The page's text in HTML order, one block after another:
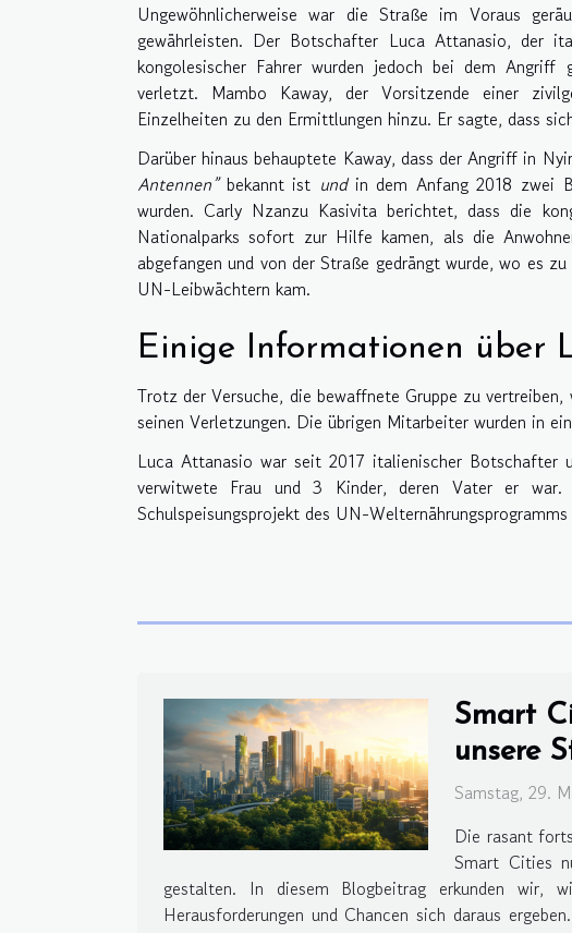
Ungewöhnlicherweise war die Straße im Voraus
gewährleisten. Der Botschafter Luca Attanasio, der
kongolesischer Fahrer wurden jedoch bei dem
verletzt. Mambo Kaway, der Vorsitzende einer
Einzelheiten zu den Ermittlungen hinzu. Er sagte, dass
Darüber hinaus behauptete Kaway, dass der Angriff in
Antennen” bekannt ist und in dem Anfang 2018 zwei
wurden. Carly Nzanzu Kasivita berichtet, dass die
Nationalparks sofort zur Hilfe kamen, als die
abgefangen und von der Straße gedrängt wurde, wo es
UN-Leibwächtern kam.
Einige Informationen über
Trotz der Versuche, die bewaffnete Gruppe zu
seinen Verletzungen. Die übrigen Mitarbeiter wurden in
Luca Attanasio war seit 2017 italienischer
verwitwete Frau und 3 Kinder, deren Vater er
Schulspeisungsprojekt des UN-
Smart
unsere
Samstag, 29.
Die rasant
Smart Cities
gestalten. In diesem Blogbeitrag erkunden wir,
Herausforderungen und Chancen sich daraus